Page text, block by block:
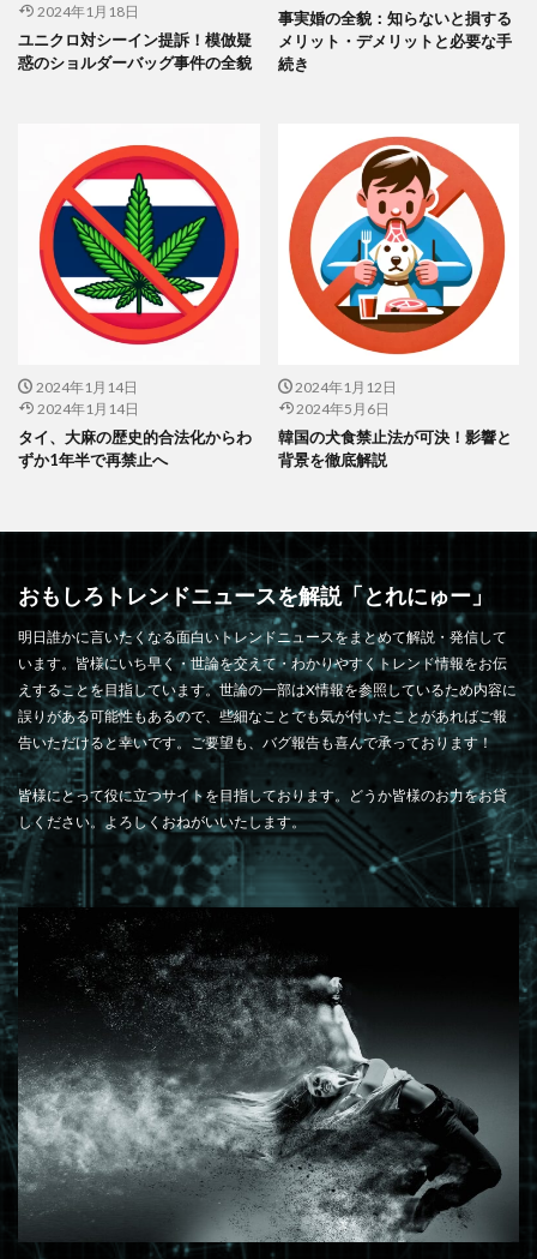
2024年1月18日
ユニクロ対シーイン提訴！模倣疑
惑のショルダーバッグ事件の全貌
事実婚の全貌：知らないと損する
メリット・デメリットと必要な手
続き
2024年1月14日
2024年1月14日
タイ、大麻の歴史的合法化からわ
ずか1年半で再禁止へ
2024年1月12日
2024年5月6日
韓国の犬食禁止法が可決！影響と
背景を徹底解説
おもしろトレンドニュースを解説「とれにゅー」
明日誰かに言いたくなる面白いトレンドニュースをまとめて解説・発信して
います。皆様にいち早く・世論を交えて・わかりやすくトレンド情報をお伝
えすることを目指しています。世論の一部はX情報を参照しているため内容に
誤りがある可能性もあるので、些細なことでも気が付いたことがあればご報
告いただけると幸いです。ご要望も、バグ報告も喜んで承っております！
皆様にとって役に立つサイトを目指しております。どうか皆様のお力をお貸
しください。よろしくおねがいいたします。